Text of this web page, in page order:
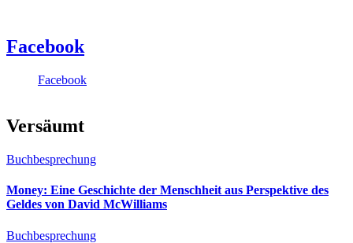
Facebook
Facebook
Versäumt
Buchbesprechung
Money: Eine Geschichte der Menschheit aus Perspektive des
Geldes von David McWilliams
Buchbesprechung